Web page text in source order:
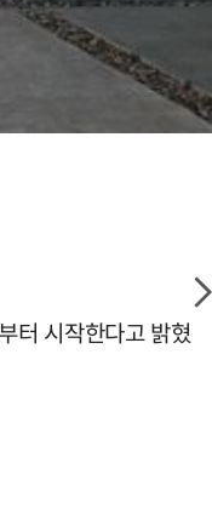
터 시작한다고 밝혔